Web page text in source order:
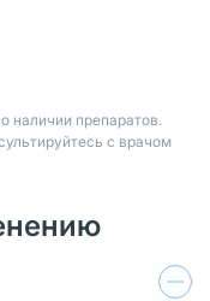
наличии препаратов.
с врачом